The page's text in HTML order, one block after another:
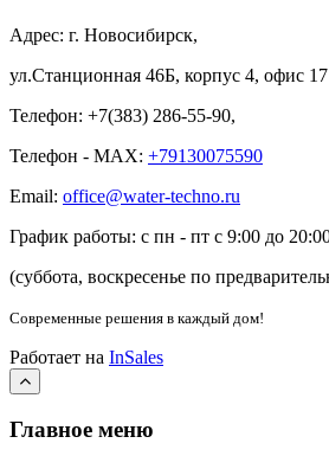
Адрес: г. Новосибирск,
ул.Станционная 46Б, корпус 4, офис 17
Телефон: +7(383) 286-55-90,
Телефон - MAX: +79130075590
Email: office@water-techno.ru
График работы: с пн - пт с 9:00 до
(суббота, воскресенье по
Современные решения в каждый дом!
Работает на InSales
Главное меню